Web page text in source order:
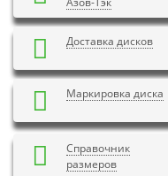
Доставка дисков
Маркировка диска
Справочник
размеров